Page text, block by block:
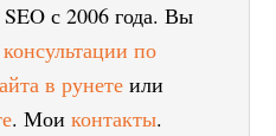
с 2006 года. Вы
консультации по
в рунете или
. Моиконтакты.